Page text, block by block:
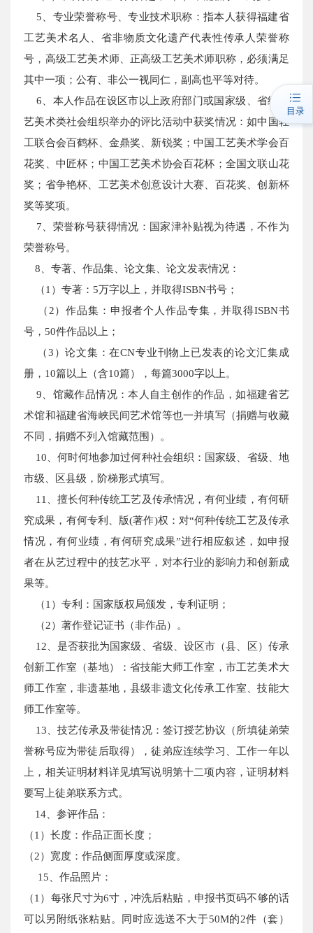
5、专业荣誉称号、专业技术职称：指本人获得福建省
工艺美术名人、省非物质文化遗产代表性传承人荣誉称
号，高级工艺美术师、正高级工艺美术师职称，必须满足
其中一项；公有、非公一视同仁，副高也平等对待。
6、本人作品在设区市以上政府部门或国家级、省级工
艺美术类社会组织举办的评比活动中获奖情况：如中国轻
工联合会百鹤杯、金鼎奖、新锐奖；中国工艺美术学会百
花奖、中匠杯；中国工艺美术协会百花杯；全国文联山花
奖；省争艳杯、工艺美术创意设计大赛、百花奖、创新杯
奖等奖项。
7、荣誉称号获得情况：国家津补贴视为待遇，不作为
荣誉称号。
8、专著、作品集、论文集、论文发表情况：
（1）专著：5万字以上，并取得ISBN书号；
（2）作品集：申报者个人作品专集，并取得ISBN书
号，50件作品以上；
（3）论文集：在CN专业刊物上已发表的论文汇集成
册，10篇以上（含10篇），每篇3000字以上。
9、馆藏作品情况：本人自主创作的作品，如福建省艺
术馆和福建省海峡民间艺术馆等也一并填写（捐赠与收藏
不同，捐赠不列入馆藏范围）。
10、何时何地参加过何种社会组织：国家级、省级、地
市级、区县级，阶梯形式填写。
11、擅长何种传统工艺及传承情况，有何业绩，有何研
究成果，有何专利、版(著作)权：对“何种传统工艺及传承
情况，有何业绩，有何研究成果”进行相应叙述，如申报
者在从艺过程中的技艺水平，对本行业的影响力和创新成
果等。
（1）专利：国家版权局颁发，专利证明；
（2）著作登记证书（非作品）。
12、是否获批为国家级、省级、设区市（县、区）传承
创新工作室（基地）：省技能大师工作室，市工艺美术大
师工作室，非遗基地，县级非遗文化传承工作室、技能大
师工作室等。
13、技艺传承及带徒情况：签订授艺协议（所填徒弟荣
誉称号应为带徒后取得），徒弟应连续学习、工作一年以
上，相关证明材料详见填写说明第十二项内容，证明材料
要写上徒弟联系方式。
14、参评作品：
（1）长度：作品正面长度；
（2）宽度：作品侧面厚度或深度。
15、作品照片：
（1）每张尺寸为6寸，冲洗后粘贴，申报书页码不够的话
可以另附纸张粘贴。同时应选送不大于50M的2件（套）
目录